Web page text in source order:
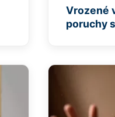
Vrozené
poruchy